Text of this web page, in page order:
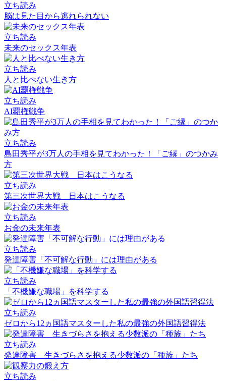
立ち読み
脳は見た目から逃れられない
立ち読み
未来のセックス年表
立ち読み
人と比べない生き方
立ち読み
AI覇権戦争
立ち読み
島田秀平が3万人の手相を見てわかった！「ご縁」のつかみ
方
立ち読み
第三次世界大戦 日本はこうなる
立ち読み
お金の未来年表
立ち読み
発達障害「不可解な行動」には理由がある
立ち読み
「不機嫌な職場」を科学する
立ち読み
ゼロから12ヵ国語マスターした私の最強の外国語習得法
立ち読み
発達障害 生きづらさを抱える少数派の「種族」たち
立ち読み